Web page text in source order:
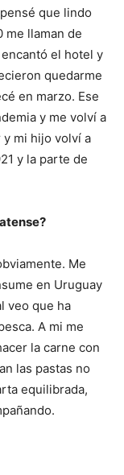
que lindo
me llaman de
el hotel y
quedarme
en marzo. Ese
y me volví a
y mi hijo volví a
y la parte de
Me
en Uruguay
veo que ha
A mi me
la carne con
las pastas no
equilibrada,